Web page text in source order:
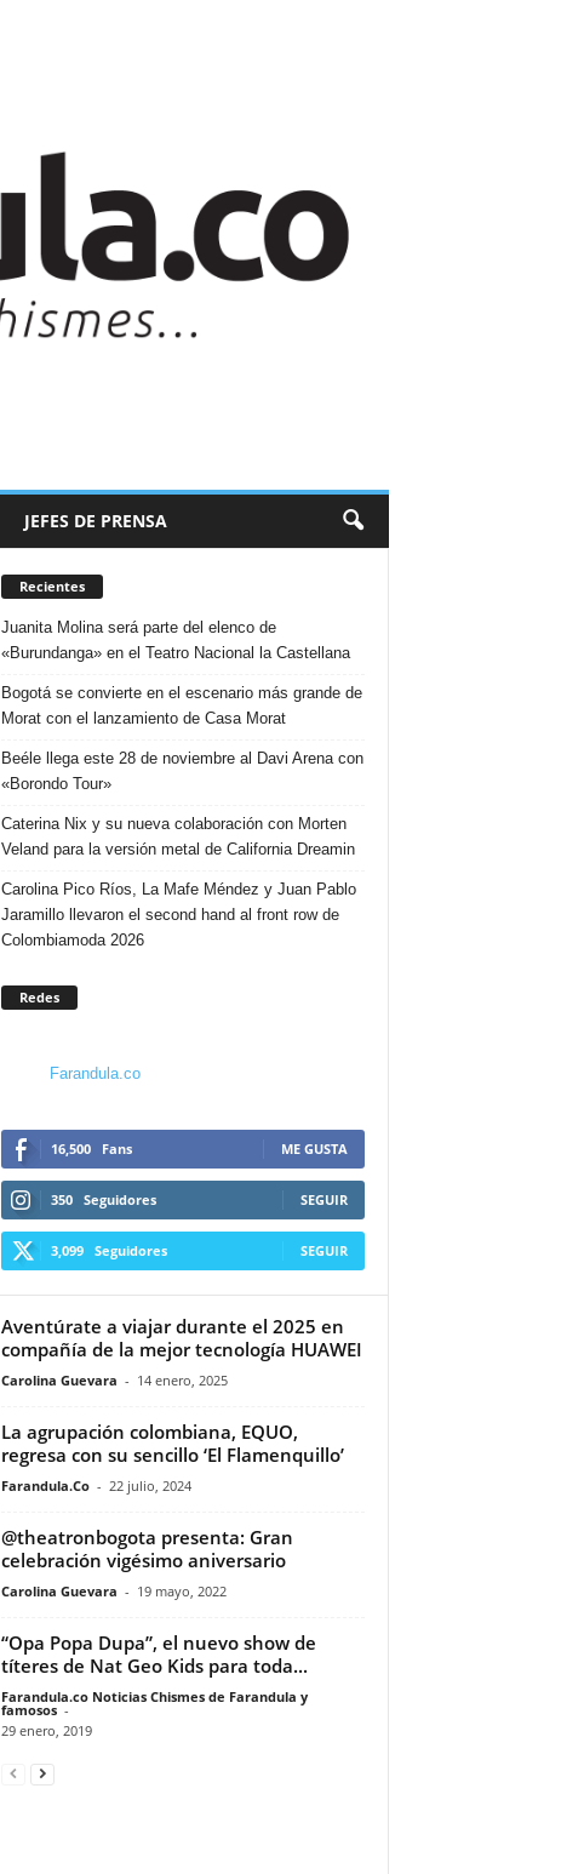
JEFES DE PRENSA
Recientes
Juanita Molina será parte del elenco de
«Burundanga» en el Teatro Nacional la Castellana
Bogotá se convierte en el escenario más grande de
Morat con el lanzamiento de Casa Morat
Beéle llega este 28 de noviembre al Davi Arena con
«Borondo Tour»
Caterina Nix y su nueva colaboración con Morten
Veland para la versión metal de California Dreamin
Carolina Pico Ríos, La Mafe Méndez y Juan Pablo
Jaramillo llevaron el second hand al front row de
Colombiamoda 2026
Redes
Farandula.co
16,500 Fans ME GUSTA
350 Seguidores SEGUIR
3,099 Seguidores SEGUIR
Aventúrate a viajar durante el 2025 en
compañía de la mejor tecnología HUAWEI
Carolina Guevara - 14 enero, 2025
La agrupación colombiana, EQUO,
regresa con su sencillo ‘El Flamenquillo’
Farandula.Co - 22 julio, 2024
@theatronbogota presenta: Gran
celebración vigésimo aniversario
Carolina Guevara - 19 mayo, 2022
“Opa Popa Dupa”, el nuevo show de
títeres de Nat Geo Kids para toda...
Farandula.co Noticias Chismes de Farandula y
famosos -
29 enero, 2019